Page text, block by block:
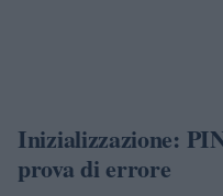
Inizializzazione:
prova di errore